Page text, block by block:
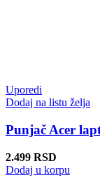
Uporedi
Dodaj na listu želja
Punjač Acer
2.499 RSD
Dodaj u korpu